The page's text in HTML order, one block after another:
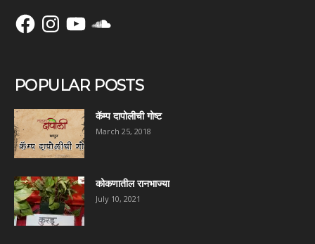
FacebookInstagramYouTubeSoundCloud
POPULAR POSTS
कॅम्प दापोलीची गोष्ट
March 25, 2018
कोकणातील रानभाज्या
July 10, 2021